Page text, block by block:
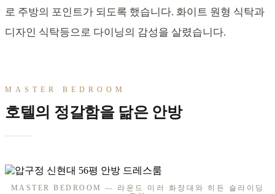
로 주방의 포인트가 되도록 했습니다. 화이트 원형 식탁과
디자인 식탁등으로 다이닝의 감성을 살렸습니다.
MASTER BEDROOM
호텔의 정갈함을 닮은 안방
MASTER BEDROOM — 라운드 미러 화장대와 히든 슬라이딩